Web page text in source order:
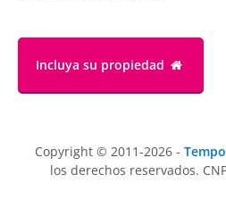
Incluya su propiedad
Copyright © 2011-2026 -
los derechos reservados.